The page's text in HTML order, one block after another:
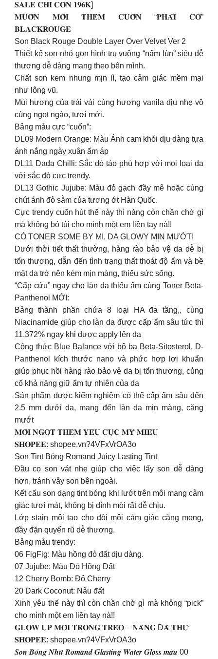
𝐒𝐀𝐋𝐄 𝐂𝐇𝐈̉ 𝐂𝐎̀𝐍 𝟏𝟗𝟔𝐊]
𝐌𝐔𝐎̂́𝐍 𝐌𝐎̂𝐈 𝐓𝐇𝐄̂𝐌 𝐂𝐔𝐎̂́𝐍 “𝐏𝐇𝐀̉𝐈 𝐂𝐎́”
𝐁𝐋𝐀𝐂𝐊𝐑𝐎𝐔𝐆𝐄
Son Black Rouge Double Layer Over Velvet Ver 2
Thiết kế son nhỏ gọn hình trụ vuông “nấm lùn” siêu dễ
thương dễ dàng mang theo bên mình.
Chất son kem nhung mịn lì, tạo cảm giác mềm mại
như lông vũ.
Mùi hương của trái vải cùng hương vanila dịu nhẹ vô
cùng ngọt ngào, tươi mới.
Bảng màu cực “cuốn”:
DL09 Modern Orange: Màu Ánh cam khói dịu dàng tựa
ánh nắng ngày xuân ấm áp
DL11 Dada Chilli: Sắc đỏ táo phù hợp với mọi loại da
với sắc đỏ cực trendy.
DL13 Gothic Jujube: Màu đỏ gạch đầy mê hoặc cùng
chút ánh đỏ sẫm của tương ớt Hàn Quốc.
Cực trendy cuốn hút thế này thì nàng còn chần chờ gì
mà không bỏ túi cho mình một em liền tay nà!!
CÓ TONER SOME BY MI, DA GLOWY MỊN MƯỚT!
Dưới thời tiết thất thường, hàng rào bảo vệ da dễ bị
tổn thương, dẫn đến tình trạng thất thoát độ ẩm và bề
mặt da trở nên kém mịn màng, thiếu sức sống.
“Cấp cứu” ngay cho làn da thiếu ẩm cùng Toner Beta-
Panthenol MỚI:
Bảng thành phần chứa 8 loại HA đa tầng,, cùng
Niacinamide giúp cho làn da được cấp ẩm sâu tức thì
11.372% ngay khi được apply lên da
Công thức Blue Balance với bộ ba Beta-Sitosterol, D-
Panthenol kích thước nano và phức hợp lợi khuẩn
giúp phục hồi hàng rào bảo vệ da bị tổn thương, củng
cố khả năng giữ ẩm tự nhiên của da
Sản phẩm được kiểm nghiệm có thể cấp ẩm sâu đến
2.5 mm dưới da, mang đến làn da mịn màng, căng
mướt
𝐌𝐎̂𝐈 𝐍𝐆𝐎̣𝐓 𝐓𝐇𝐄̂𝐌 𝐘𝐄̂𝐔 𝐂𝐔̛̣𝐂 𝐌𝐘̃ 𝐌𝐈𝐄̂̀𝐔
𝐒𝐇𝐎𝐏𝐄𝐄: shopee.vn?4VFxVrOA3o
Son Tint Bóng Romand Juicy Lasting Tint
Đầu cọ son vát nhẹ giúp cho việc lấy son dễ dàng
hơn, tránh vây son bên ngoài.
Kết cấu son dạng tint bóng khi lướt trên môi mang cảm
giác tươi mát, không bị dính môi rất dễ chịu.
Lớp stain môi tạo cho đôi môi cảm giác căng mọng,
đầy đặn quyến rũ dễ thương.
Bảng màu trendy:
06 FigFig: Màu hồng đỏ đất dịu dàng.
07 Jujube: Màu Đỏ Hồng Đất
12 Cherry Bomb: Đỏ Cherry
20 Dark Coconut: Nâu đất
Xinh yêu thế này thì còn chần chờ gì mà không “pick”
cho mình một em liền tay nà!!
𝐆𝐋𝐎𝐖 𝐔𝐏 𝐌𝐎̂𝐈 𝐓𝐑𝐎𝐍𝐆 𝐓𝐑𝐄̉𝐎 – 𝐍𝐀̀𝐍𝐆 Đ𝐀̃ 𝐓𝐇𝐔̛̉
𝐒𝐇𝐎𝐏𝐄𝐄: shopee.vn?4VFxVrOA3o
𝑺𝒐𝒏 𝑩𝒐́𝒏𝒈 𝑵𝒉𝒖̃ 𝑹𝒐𝒎𝒂𝒏𝒅 𝑮𝒍𝒂𝒔𝒕𝒊𝒏𝒈 𝑾𝒂𝒕𝒆𝒓 𝑮𝒍𝒐𝒔𝒔 𝒎𝒂̀𝒖 00